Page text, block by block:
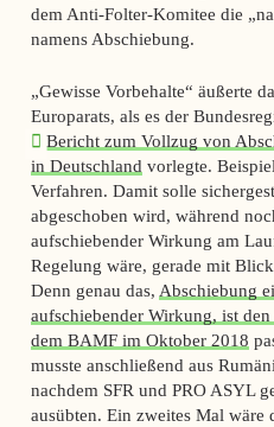
dem Anti-Folter-Komitee die
namens Abschiebung.
„Gewisse Vorbehalte“ äußerte
Europarats, als es der
Bericht zum Vollzug von
in Deutschland vorlegte.
Verfahren. Damit solle
abgeschoben wird, während
aufschiebender Wirkung am
Regelung wäre, gerade mit
Denn genau das, Abschiebung
aufschiebender Wirkung, ist
dem BAMF im Oktober 2018
musste anschließend aus
nachdem SFR und PRO ASYL
ausübten. Ein zweites Mal wäre